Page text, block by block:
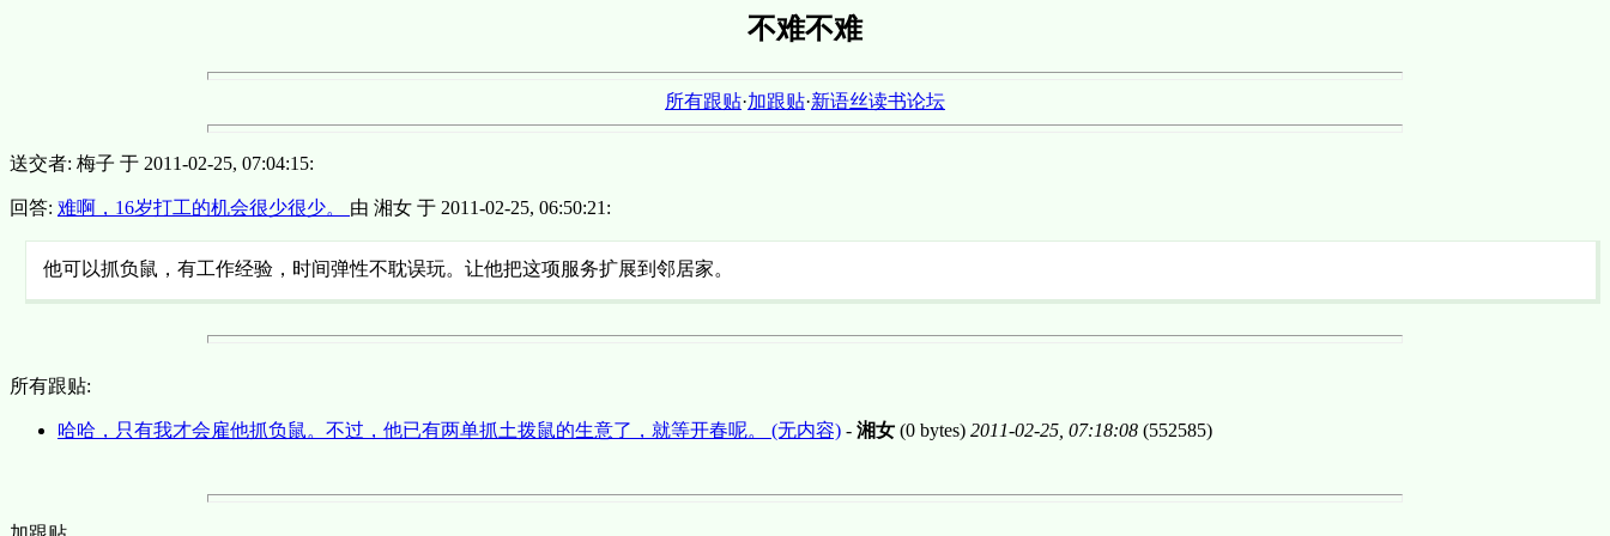
不难不难
所有跟贴·加跟贴·新语丝读书论坛
送交者: 梅子 于 2011-02-25, 07:04:15:
回答: 难啊，16岁打工的机会很少很少。 由 湘女 于 2011-02-25, 06:50:21:
他可以抓负鼠，有工作经验，时间弹性不耽误玩。让他把这项服务扩展到邻居家。
所有跟贴:
哈哈，只有我才会雇他抓负鼠。不过，他已有两单抓土拨鼠的生意了，就等开春呢。 (无内容) - 湘女 (0 bytes) 2011-02-25, 07:18:08 (552585)